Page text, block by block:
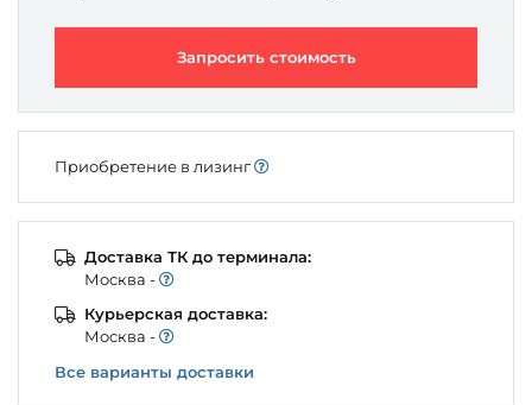
Запросить стоимость
Приобретение в лизинг
Доставка ТК до терминала:
Моcква -
Курьерская доставка:
Моcква -
Все варианты доставки